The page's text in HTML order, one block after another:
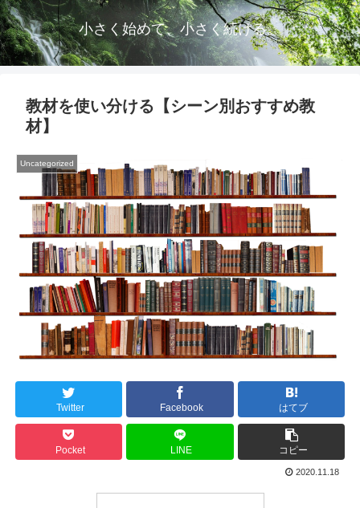
小さく始めて、小さく続ける。
教材を使い分ける【シーン別おすすめ教
材】
Uncategorized
Twitter Facebook はてブ
Pocket LINE コピー
2020.11.18